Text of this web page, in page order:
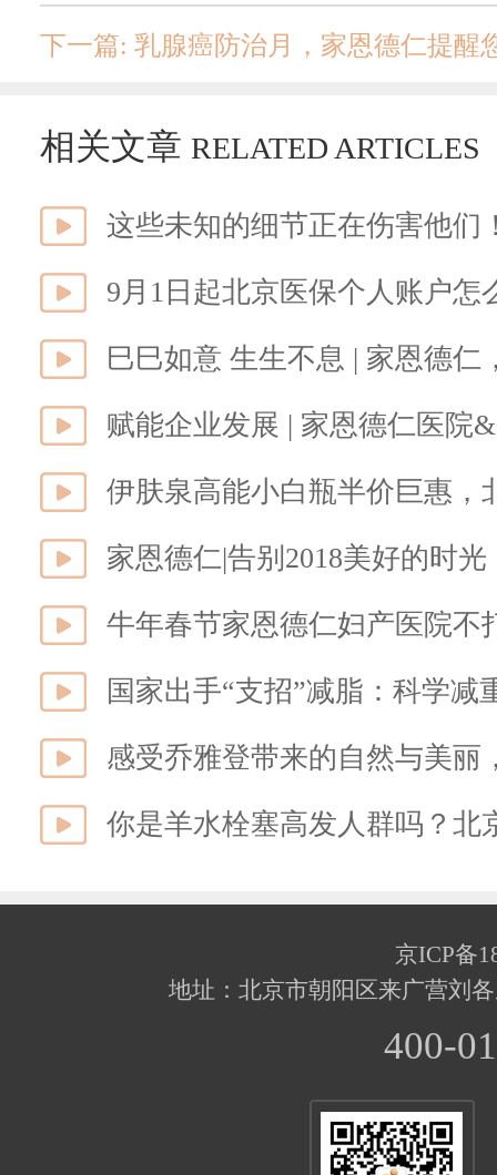
下一篇: 乳腺癌防治月，家恩德仁提醒
相关文章 RELATED ARTICLES
这些未知的细节正在伤害他们
9月1日起北京医保个人账户
巳巳如意 生生不息 | 家恩德
家恩德仁|告别2018美好的时
牛年春节家恩德仁妇产医院不
国家出手“支招”减脂：科学减
感受乔雅登带来的自然与美丽
你是羊水栓塞高发人群吗？北
京ICP备
地址：北京市朝阳区来广营刘
400-